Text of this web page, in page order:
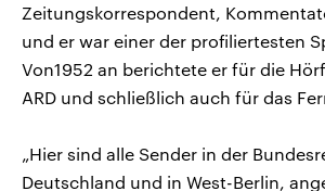
Zeitungskorrespondent,
und er war einer der profiliertesten
Von1952 an berichtete er für die
ARD und schließlich auch für das
„Hier sind alle Sender in der
Deutschland und in West-Berlin,